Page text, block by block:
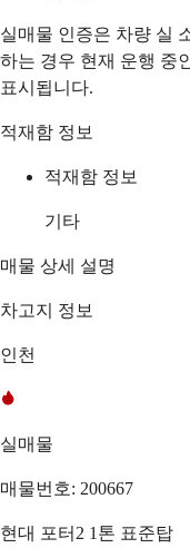
실매물 인증은 차량 실
하는 경우 현재 운행 중
표시됩니다.
적재함 정보
적재함 정보
기타
매물 상세 설명
차고지 정보
인천
실매물
매물번호: 200667
현대 포터2 1톤 표준탑